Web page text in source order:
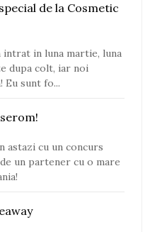
de la Cosmetic
intrat in luna martie, luna
dupa colt, iar noi
Eu sunt fo...
astazi cu un concurs
un partener cu o mare